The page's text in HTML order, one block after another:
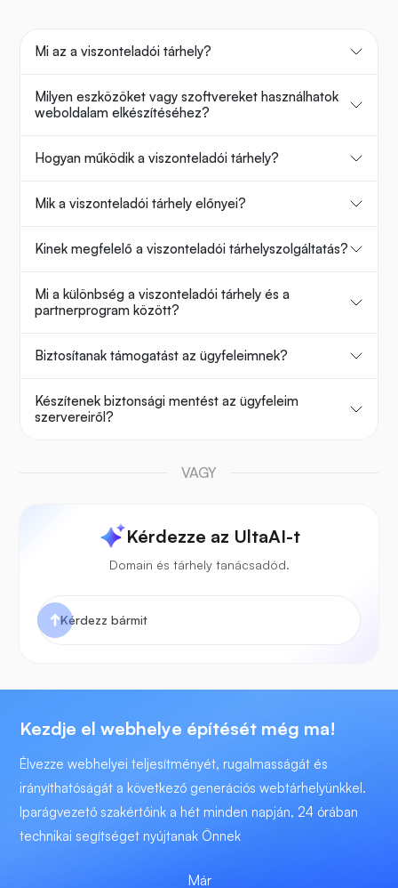
Mi az a viszonteladói tárhely?
Milyen eszközöket vagy szoftvereket használhatok
weboldalam elkészítéséhez?
Hogyan működik a viszonteladói tárhely?
Mik a viszonteladói tárhely előnyei?
Kinek megfelelő a viszonteladói tárhelyszolgáltatás?
Mi a különbség a viszonteladói tárhely és a
partnerprogram között?
Biztosítanak támogatást az ügyfeleimnek?
Készítenek biztonsági mentést az ügyfeleim
szervereiről?
VAGY
Kérdezze az UltaAI-t
Domain és tárhely tanácsadód.
Kezdje el webhelye építését még ma!
Élvezze webhelyei teljesítményét, rugalmasságát és
irányíthatóságát a következő generációs webtárhelyünkkel.
Iparágvezető szakértőink a hét minden napján, 24 órában
technikai segítséget nyújtanak Önnek
Már